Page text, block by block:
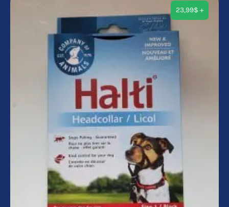
23,99$ +